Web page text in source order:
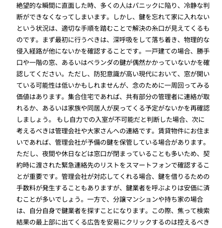
絶望的な瞬間に直面した時、多くの人はパニックに陥り、冷静な判
断ができなくなってしまいます。しかし、鍵を忘れて家に入れない
という状況は、適切な手順を踏むことで解決の糸口が見えてくるも
のです。まず最初に行うべきは、深呼吸をして落ち着き、物理的な
侵入経路が他にないかを確認することです。一戸建ての場合、勝手
口や一階の窓、あるいはベランダの鍵が偶然かかっていないかを確
認してください。ただし、防犯意識が高い現代において、窓が開い
ている可能性は低いかもしれませんが、念のために一周回ってみる
価値はあります。集合住宅であれば、共有部分の管理者に連絡が取
れるか、あるいは家族や同居人が戻ってくる予定がないかを再確認
しましょう。 もし自力での入室が不可能だと判断した場合、次に
考えるべきは管理会社や大家さんへの連絡です。賃貸物件にお住ま
いであれば、管理会社が予備の鍵を保管している場合があります。
ただし、夜間や休日などは窓口が閉まっていることも多いため、契
約時に渡された緊急連絡先のリストをスマートフォンで確認するこ
とが重要です。管理会社が対応してくれる場合、鍵を借りるための
手数料が発生することもありますが、鍵業者を呼ぶよりは安価に済
むことが多いでしょう。一方で、分譲マンションや持ち家の場合
は、自分自身で鍵業者を探すことになります。この際、焦って検索
結果の最上部に出てくる広告を安易にクリックするのは控えるべき